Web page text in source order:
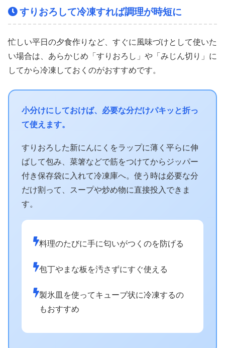
すりおろして冷凍すれば調理が時短に
忙しい平日の夕食作りなど、すぐに風味づけとして使いた
い場合は、あらかじめ「すりおろし」や「みじん切り」に
してから冷凍しておくのがおすすめです。
小分けにしておけば、必要な分だけパキッと折っ
て使えます。
すりおろした新にんにくをラップに薄く平らに伸
ばして包み、菜箸などで筋をつけてからジッパー
付き保存袋に入れて冷凍庫へ。使う時は必要な分
だけ割って、スープや炒め物に直接投入できま
す。
料理のたびに手に匂いがつくのを防げる
包丁やまな板を汚さずにすぐ使える
製氷皿を使ってキューブ状に冷凍するの
もおすすめ